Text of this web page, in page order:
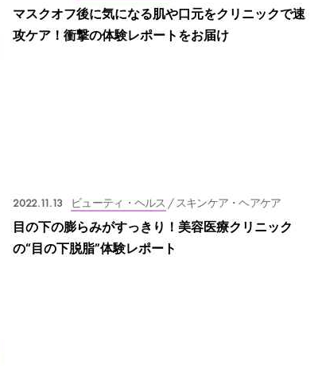
マスクオフ後に気になる肌や口元をクリニックで速
攻ケア！衝撃の体験レポートをお届け
2022.11.13 ビューティ・ヘルス / スキンケア・ヘアケア
目の下の膨らみがすっきり！美容医療クリニック
の“目の下脱脂”体験レポート